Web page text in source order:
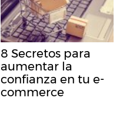
8 Secretos para
aumentar la
confianza en tu e-
commerce